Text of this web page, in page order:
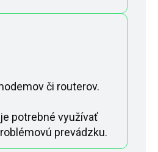
či routerov.
potrebné využívať
prevádzku.